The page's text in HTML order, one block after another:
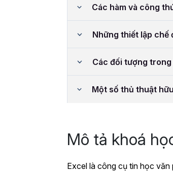
Các hàm và công
Những thiết lập chế
Các đối tượng trong
Một số thủ thuật
Mô tả khoá
Excel là công cụ tin học